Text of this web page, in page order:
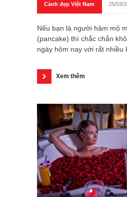
Cảnh đẹp Việt Nam 25/03/
Nếu bạn là người hâm mộ
(pancake) thì chắc chắn
ngày hôm nay với rất nhiều
Xem thêm